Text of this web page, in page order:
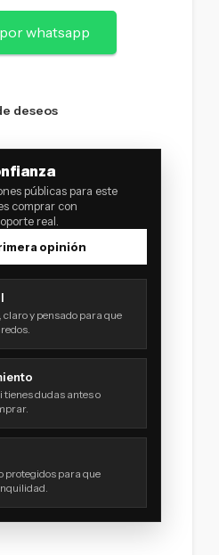
whatsapp
deseos
públicas para este
comprar con
real.
opinión
claro y pensado para que
tienes dudas antes o
protegidos para que